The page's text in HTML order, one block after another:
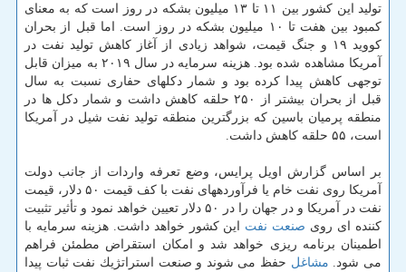
تولید این كشور بین ۱۱ تا ۱۳ میلیون بشكه در روز است كه به معنای
كمبود بین هفت تا ۱۰ میلیون بشكه در روز است. اما قبل از بحران
كووید ۱۹ و جنگ قیمت، شواهد زیادی از آغاز كاهش تولید نفت در
آمریكا مشاهده شده بود. هزینه سرمایه در سال ۲۰۱۹ به میزان قابل
توجهی كاهش پیدا كرده بود و شمار دكلهای حفاری نسبت به سال
قبل از بحران بیشتر از ۲۵۰ حلقه كاهش داشت و شمار دكل ها در
منطقه پرمیان باسین كه بزرگترین منطقه تولید نفت شیل در آمریكا
است، ۵۵ حلقه كاهش داشت.
بر اساس گزارش اویل پرایس، وضع تعرفه واردات از جانب دولت
آمریكا روی نفت خام یا فرآوردههای نفت با كف قیمت ۵۰ دلار، قیمت
نفت در آمریكا و در جهان را در ۵۰ دلار تعیین خواهد نمود و تأثیر تثبیت
كننده ای روی صنعت نفت این كشور خواهد داشت. هزینه سرمایه با
اطمینان برنامه ریزی خواهد شد و امكان استقراض مطمئن فراهم
می شود. مشاغل حفظ می شوند و صنعت استراتژیك نفت ثبات پیدا